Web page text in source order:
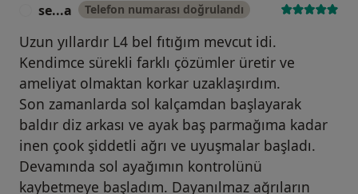
se...a Telefon numarası doğrulandı
Uzun yıllardır L4 bel fıtığım mevcut idi.
Kendimce sürekli farklı çözümler üretir ve
ameliyat olmaktan korkar uzaklaşırdım.
Son zamanlarda sol kalçamdan başlayarak
baldır diz arkası ve ayak baş parmağıma kadar
inen çook şiddetli ağrı ve uyuşmalar başladı.
Devamında sol ayağımın kontrolünü
kaybetmeye başladım. Dayanılmaz ağrıların